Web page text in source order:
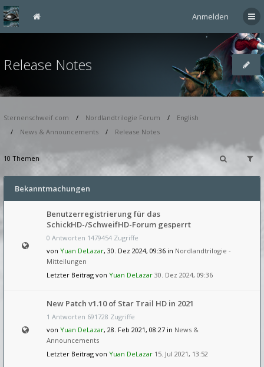
Anmelden
Release Notes
Sternenschweif.com Nordlandtrilogie Forum
English
News & Announcements
Release Notes
10 Themen
Bekanntmachungen
Benutzerregistrierung für das
SchickHD-/SchweifHD-Forum gesperrt
0 Antworten 1479454 Zugriffe
von Yuan DeLazar, 30. Dez 2024, 09:36 in Nordlandtrilogie -
Mitteilungen
Letzter Beitrag von Yuan DeLazar 30. Dez 2024, 09:36
New Patch v1.10 of Star Trail HD in 2021
1 Antworten 691728 Zugriffe
von Yuan DeLazar, 28. Feb 2021, 08:27 in News &
Announcements
Letzter Beitrag von Yuan DeLazar 15. Jul 2021, 13:52